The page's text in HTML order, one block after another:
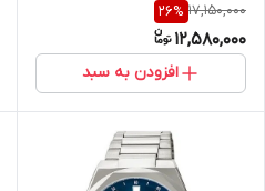
17,150,000
26%
12,580,000
افزودن به سبد